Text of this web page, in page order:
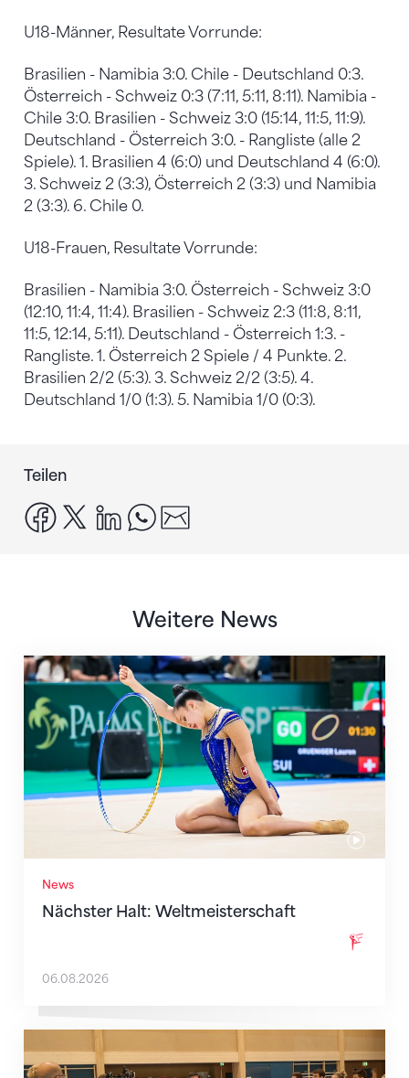
U18-Männer, Resultate Vorrunde:
Brasilien - Namibia 3:0. Chile - Deutschland 0:3.
Österreich - Schweiz 0:3 (7:11, 5:11, 8:11). Namibia -
Chile 3:0. Brasilien - Schweiz 3:0 (15:14, 11:5, 11:9).
Deutschland - Österreich 3:0. - Rangliste (alle 2
Spiele). 1. Brasilien 4 (6:0) und Deutschland 4 (6:0).
3. Schweiz 2 (3:3), Österreich 2 (3:3) und Namibia
2 (3:3). 6. Chile 0.
U18-Frauen, Resultate Vorrunde:
Brasilien - Namibia 3:0. Österreich - Schweiz 3:0
(12:10, 11:4, 11:4). Brasilien - Schweiz 2:3 (11:8, 8:11,
11:5, 12:14, 5:11). Deutschland - Österreich 1:3. -
Rangliste. 1. Österreich 2 Spiele / 4 Punkte. 2.
Brasilien 2/2 (5:3). 3. Schweiz 2/2 (3:5). 4.
Deutschland 1/0 (1:3). 5. Namibia 1/0 (0:3).
Teilen
facebook
x linkedinwhatsapp
Weitere News
News
Nächster Halt: Weltmeisterschaft
Nächster Halt: Weltmeisterschaft
06.08.2026
Mit klaren Zielen nach Zagreb